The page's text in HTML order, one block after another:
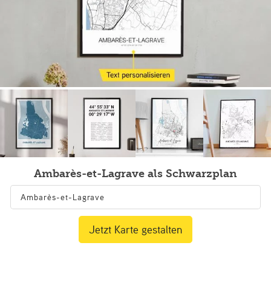
Ambarès-et-Lagrave als Schwarzplan
Jetzt Karte gestalten